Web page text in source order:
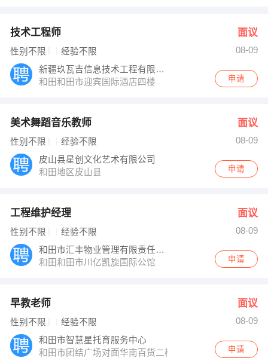
技术工程师 面议
性别不限 经验不限
08-09
新疆玖瓦吉信息技术工程有限公司
和田和田市迎宾国际酒店四楼
申请
美术舞蹈音乐教师 面议
性别不限 经验不限
08-09
皮山县星创文化艺术有限公司
和田地区皮山县
申请
工程维护经理 面议
性别不限 经验不限
08-09
和田市汇丰物业管理有限责任公司
和田和田市川亿凯旋国际公馆
申请
早教老师 面议
性别不限 经验不限
08-09
和田市智慧星托育服务中心
和田市团结广场对面华南百货二楼智慧星托儿所申请